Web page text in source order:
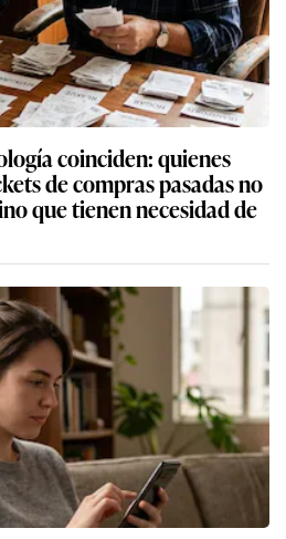
coinciden: quienes
de compras pasadas no
que tienen necesidad de